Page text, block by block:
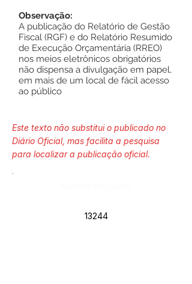
Observação:
A publicação do Relatório de Gestão
Fiscal (RGF) e do Relatório Resumido
de Execução Orçamentária (RREO)
nos meios eletrônicos obrigatórios
não dispensa a divulgação em papel,
em mais de um local de fácil acesso
ao público
Este texto não substitui o publicado no
Diário Oficial, mas facilita a pesquisa
para localizar a publicação oficial.
13244